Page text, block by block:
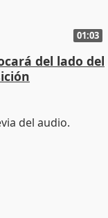
01:03
del lado del